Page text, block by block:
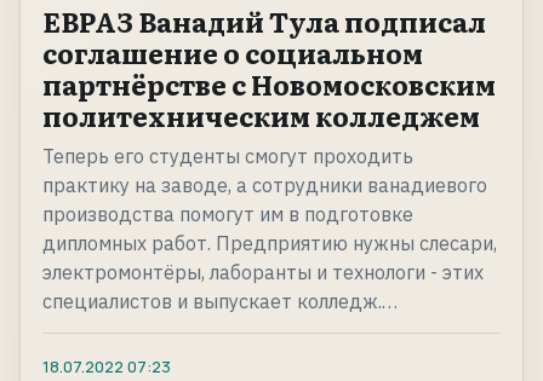
ЕВРАЗ Ванадий Тула подписал
соглашение о социальном
партнёрстве с Новомосковским
политехническим колледжем
Теперь его студенты смогут проходить
практику на заводе, а сотрудники ванадиевого
производства помогут им в подготовке
дипломных работ. Предприятию нужны слесари,
электромонтёры, лаборанты и технологи - этих
специалистов и выпускает колледж.…
18.07.2022 07:23